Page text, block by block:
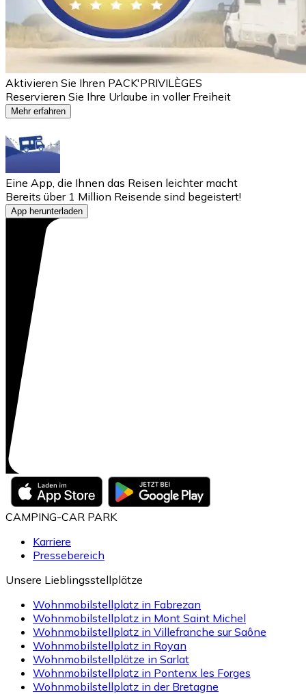
Aktivieren Sie Ihren PACK'PRIVILÈGES
Reservieren Sie Ihre Urlaube in voller Freiheit
Mehr erfahren
Eine App, die Ihnen das Reisen leichter macht
Bereits über 1 Million Reisende sind begeistert!
App herunterladen
CAMPING-CAR PARK
Karriere
Pressebereich
Unsere Lieblingsstellplätze
Wohnmobilstellplatz in Fabrezan
Wohnmobilstellplatz in Mont Saint Michel
Wohnmobilstellplatz in Villefranche sur Saône
Wohnmobilstellplatz in Royan
Wohnmobilstellplätze in Sarlat
Wohnmobilstellplatz in Pontenx les Forges
Wohnmobilstellplatz in der Bretagne